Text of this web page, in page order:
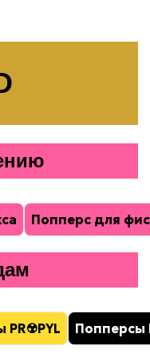
Попперс для
PR☢️PYL Попперсы